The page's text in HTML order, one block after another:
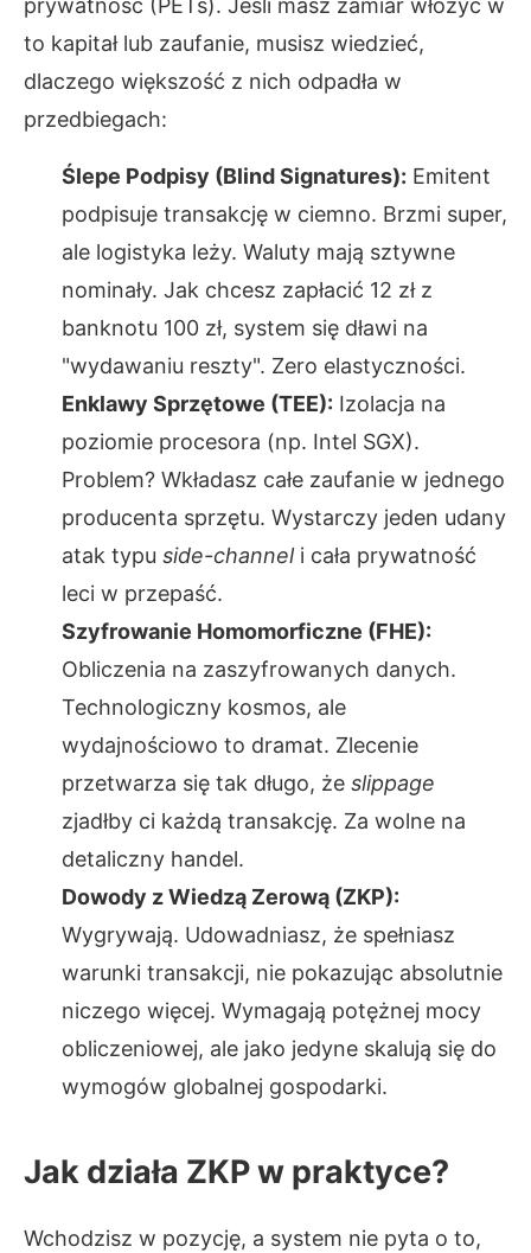
prywatność (PETs). Jeśli masz zamiar włożyć w
to kapitał lub zaufanie, musisz wiedzieć,
dlaczego większość z nich odpadła w
przedbiegach:
Ślepe Podpisy (Blind Signatures): Emitent
podpisuje transakcję w ciemno. Brzmi super,
ale logistyka leży. Waluty mają sztywne
nominały. Jak chcesz zapłacić 12 zł z
banknotu 100 zł, system się dławi na
"wydawaniu reszty". Zero elastyczności.
Enklawy Sprzętowe (TEE): Izolacja na
poziomie procesora (np. Intel SGX).
Problem? Wkładasz całe zaufanie w jednego
producenta sprzętu. Wystarczy jeden udany
atak typu side-channeli cała prywatność
leci w przepaść.
Szyfrowanie Homomorficzne (FHE):
Obliczenia na zaszyfrowanych danych.
Technologiczny kosmos, ale
wydajnościowo to dramat. Zlecenie
przetwarza się tak długo, że slippage
zjadłby ci każdą transakcję. Za wolne na
detaliczny handel.
Dowody z Wiedzą Zerową (ZKP):
Wygrywają. Udowadniasz, że spełniasz
warunki transakcji, nie pokazując absolutnie
niczego więcej. Wymagają potężnej mocy
obliczeniowej, ale jako jedyne skalują się do
wymogów globalnej gospodarki.
Jak działa ZKP w praktyce?
Wchodzisz w pozycję, a system nie pyta o to,